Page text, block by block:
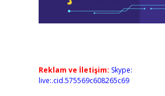
Reklam ve İletişim: Skype:
live:.cid.575569c608265c69